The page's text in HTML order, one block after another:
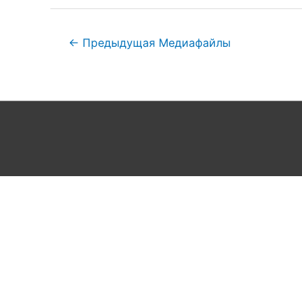
← Предыдущая Медиафайлы